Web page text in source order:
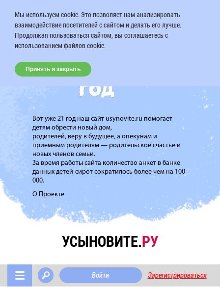
Вот уже 21 год наш сайт usynovite.ru помогает
детям обрести новый дом,
родителей, веру в будущее, а опекунам и
приемным родителям — родительское счастье и
новых членов семьи.
За время работы сайта количество анкет в банке
данных детей-сирот сократилось более чем на 100
000.
О Проекте
УСЫНОВИТЕ.РУ
Войти Зарегистрироваться
Мы используем cookie. Это позволяет нам анализировать
взаимодействие посетителей с сайтом и делать его лучше.
Продолжая пользоваться сайтом, вы соглашаетесь с
использованием файлов cookie.
Принять и закрыть